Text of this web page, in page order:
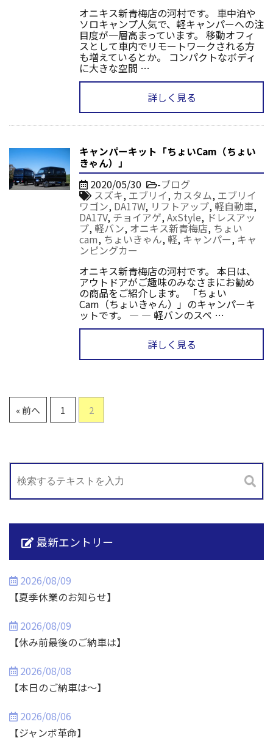
オニキス新青梅店の河村です。 車中泊や
ソロキャンプ人気で、軽キャンパーへの注
目度が一層高まっています。 移動オフィ
スとして車内でリモートワークされる方
も増えているとか。 コンパクトなボディ
に大きな空間 …
詳しく見る
キャンパーキット「ちょいCam（ちょい
きゃん）」
2020/05/30 -ブログ
スズキ,エブリイ, カスタム, エブリイ
ワゴン, DA17W, リフトアップ,軽自動車,
DA17V, チョイアゲ,AxStyle, ドレスアッ
プ, 軽バン, オニキス新青梅店, ちょい
cam, ちょいきゃん, 軽, キャンパー, キャ
ンピングカー
オニキス新青梅店の河村です。 本日は、
アウトドアがご趣味のみなさまにお勧め
の商品をご紹介します。 「ちょい
Cam（ちょいきゃん）」のキャンパーキ
ットです。 — — 軽バンのスペ …
詳しく見る
« 前へ 1 2
最新エントリー
2026/08/09
【夏季休業のお知らせ】
2026/08/09
【休み前最後のご納車は】
2026/08/08
【本日のご納車は～】
2026/08/06
【ジャンボ革命】